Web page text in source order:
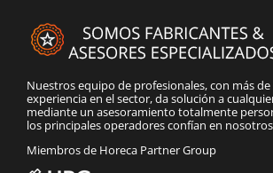
Nuestros equipo de profesionales, con más de
experiencia en el sector, da solución a
mediante un asesoramiento totalmente
los principales operadores confían en
Miembros de Horeca Partner Group